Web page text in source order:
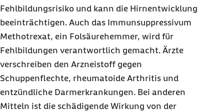
Fehlbildungsrisiko und kann die Hirnentwicklung
beeinträchtigen. Auch das Immunsuppressivum
Methotrexat, ein Folsäurehemmer, wird für
Fehlbildungen verantwortlich gemacht. Ärzte
verschreiben den Arzneistoff gegen
Schuppenflechte, rheumatoide Arthritis und
entzündliche Darmerkrankungen. Bei anderen
Mitteln ist die schädigende Wirkung von der